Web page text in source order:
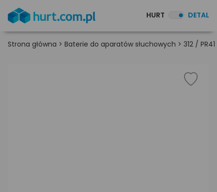
HURT DETAL
Strona główna > Baterie do aparatów słuchowych > 312 / PR41